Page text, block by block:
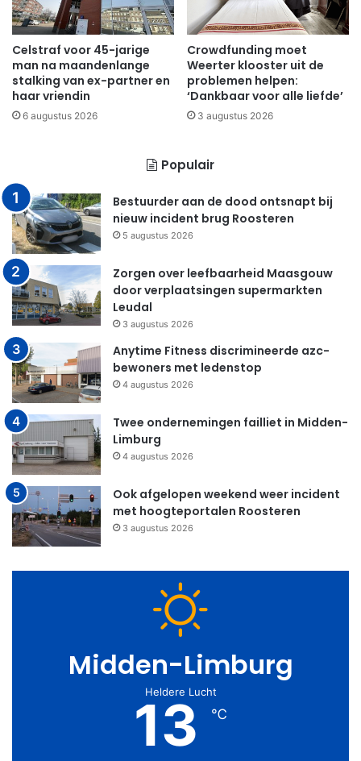
Celstraf voor 45-jarige
man na maandenlange
stalking van ex-partner en
haar vriendin
6 augustus 2026
Crowdfunding moet
Weerter klooster uit de
problemen helpen:
‘Dankbaar voor alle liefde’
3 augustus 2026
Populair
Bestuurder aan de dood ontsnapt bij
nieuw incident brug Roosteren
5 augustus 2026
Zorgen over leefbaarheid Maasgouw
door verplaatsingen supermarkten
Leudal
3 augustus 2026
Anytime Fitness discrimineerde azc-
bewoners met ledenstop
4 augustus 2026
Twee ondernemingen failliet in Midden-
Limburg
4 augustus 2026
Ook afgelopen weekend weer incident
met hoogteportalen Roosteren
3 augustus 2026
Midden-Limburg
Heldere Lucht
13 ℃